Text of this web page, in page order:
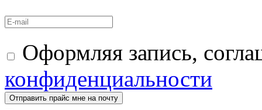
Оформляя запись,
конфиденциальности
Отправить прайс мне на почту